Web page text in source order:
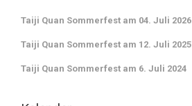
Taiji Quan Sommerfest am 04. Juli 2026
Taiji Quan Sommerfest am 12. Juli 2025
Taiji Quan Sommerfest am 6. Juli 2024